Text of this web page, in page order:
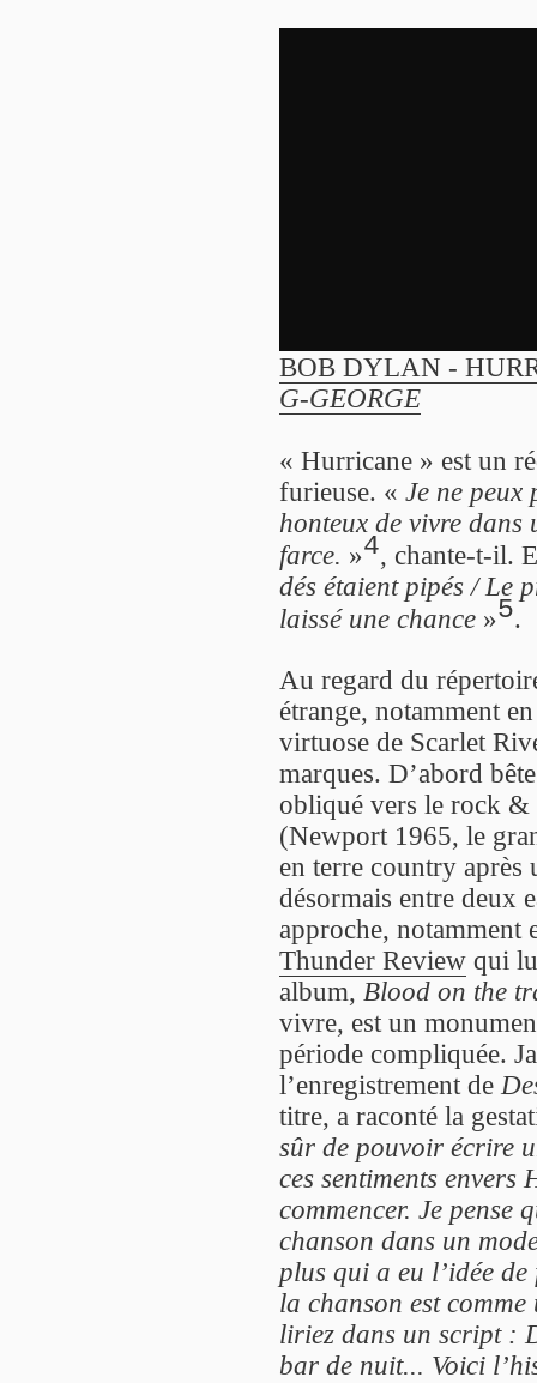
BOB DYLAN -
G-GEORGE
« Hurricane » est un
furieuse. « Je ne peux
honteux de vivre dans
farce. »4, chante-t-il.
dés étaient pipés / Le
laissé une chance »5.
Au regard du
étrange, notamment
virtuose de Scarlet
marques. D’abord
obliqué vers le rock &
(Newport 1965, le
en terre country
désormais entre deux
approche, notamment
Thunder Review qui
album, Blood on the
vivre, est un
période compliquée.
l’enregistrement de
titre, a raconté la
sûr de pouvoir écrire
ces sentiments
commencer. Je pense
chanson dans un
plus qui a eu l’idée
la chanson est
liriez dans un script :
bar de nuit... Voici